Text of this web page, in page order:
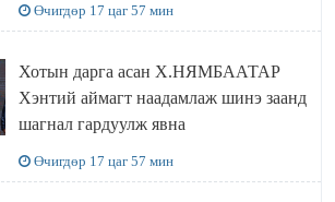
Өчигдөр 17 цаг 57 мин
Хотын дарга асан Х.НЯМБААТАР
Хэнтий аймагт наадамлаж шинэ заанд
шагнал гардуулж явна
Өчигдөр 17 цаг 57 мин